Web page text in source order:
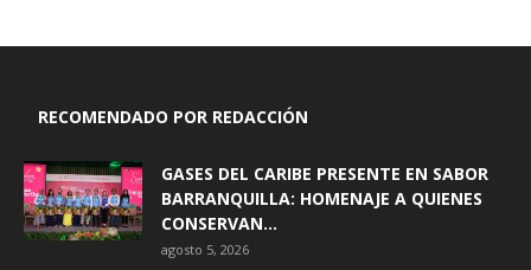
RECOMENDADO POR REDACCIÓN
GASES DEL CARIBE PRESENTE EN SABOR
BARRANQUILLA: HOMENAJE A QUIENES
CONSERVAN...
agosto 5, 2026